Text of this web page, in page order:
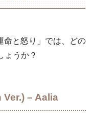
命と怒り」では、どの
ょうか？
– Aalia